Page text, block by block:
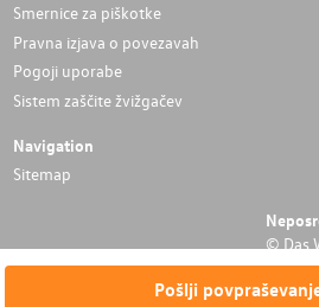
Pošlji
Smernice za piškotke
Pravna izjava o povezavah
Pogoji uporabe
Sistem zaščite žvižgačev
Navigation
Sitemap
© Das